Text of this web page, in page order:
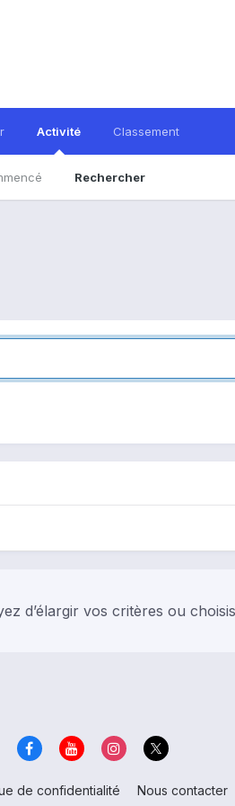
Activité
Rechercher
Classement
d’élargir vos critères ou
de confidentialité Nous contacter